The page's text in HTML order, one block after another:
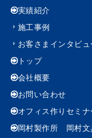
実績紹介
施工事例
お客さまインタビュ
トップ
会社概要
お問い合わせ
オフィス作りセミナ
岡村製作所 岡村